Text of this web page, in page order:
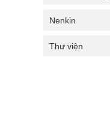
Nenkin
Thư viện